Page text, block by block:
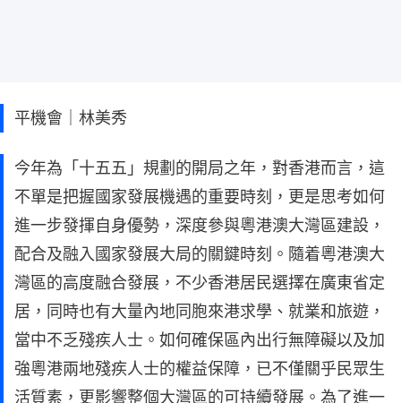
平機會｜林美秀
今年為「十五五」規劃的開局之年，對香港而言，這
不單是把握國家發展機遇的重要時刻，更是思考如何
進一步發揮自身優勢，深度參與粵港澳大灣區建設，
配合及融入國家發展大局的關鍵時刻。隨着粵港澳大
灣區的高度融合發展，不少香港居民選擇在廣東省定
居，同時也有大量內地同胞來港求學、就業和旅遊，
當中不乏殘疾人士。如何確保區內出行無障礙以及加
強粵港兩地殘疾人士的權益保障，已不僅關乎民眾生
活質素，更影響整個大灣區的可持續發展。為了進一